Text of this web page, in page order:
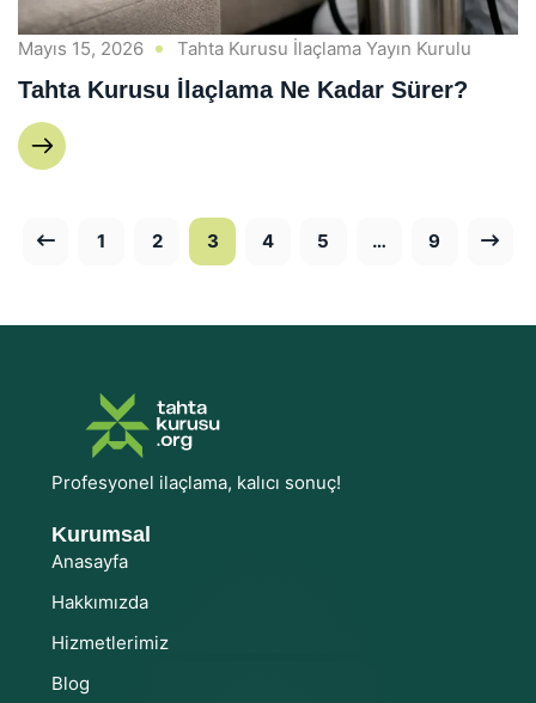
Mayıs 15, 2026 Tahta Kurusu İlaçlama Yayın Kurulu
Tahta Kurusu İlaçlama Ne Kadar Sürer?
1 2 3 4 5 … 9
Profesyonel ilaçlama, kalıcı sonuç!
Kurumsal
Anasayfa
Hakkımızda
Hizmetlerimiz
Blog